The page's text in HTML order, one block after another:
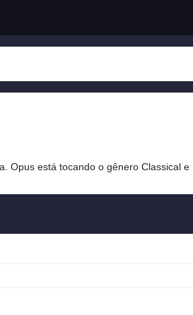
Opus está tocando o gênero Classical e